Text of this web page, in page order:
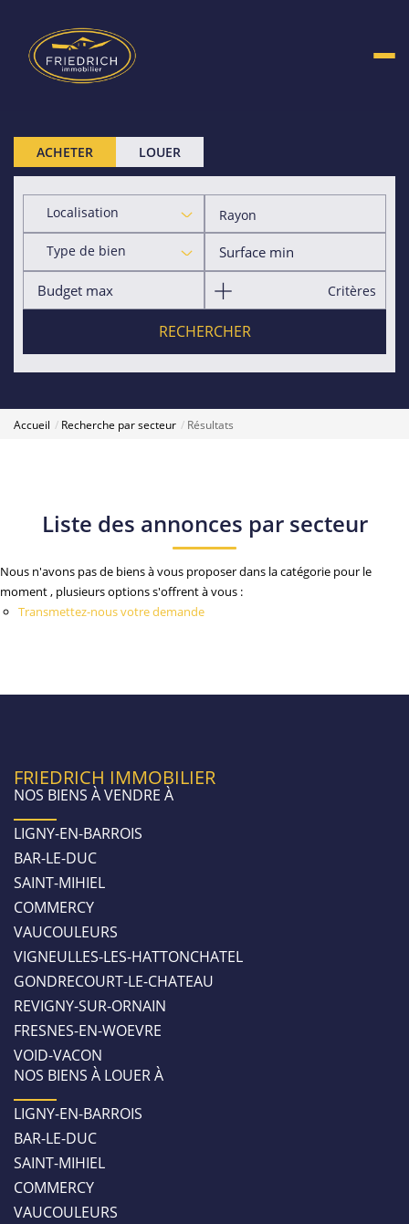
ACHETER LOUER
Localisation Rayon
Type de bien
Critères
RECHERCHER
Accueil Recherche par secteur Résultats
Liste des annonces par secteur
Nous n'avons pas de biens à vous proposer dans la catégorie pour le
moment , plusieurs options s'offrent à vous :
Transmettez-nous votre demande
FRIEDRICH IMMOBILIER
NOS BIENS À VENDRE À
LIGNY-EN-BARROIS
BAR-LE-DUC
SAINT-MIHIEL
COMMERCY
VAUCOULEURS
VIGNEULLES-LES-HATTONCHATEL
GONDRECOURT-LE-CHATEAU
REVIGNY-SUR-ORNAIN
FRESNES-EN-WOEVRE
VOID-VACON
NOS BIENS À LOUER À
LIGNY-EN-BARROIS
BAR-LE-DUC
SAINT-MIHIEL
COMMERCY
VAUCOULEURS